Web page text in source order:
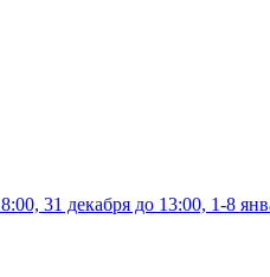
31 декабря до 13:00, 1-8